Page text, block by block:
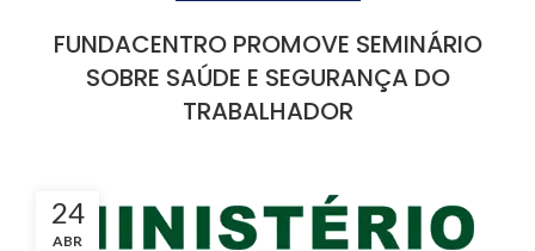
FUNDACENTRO PROMOVE SEMINÁRIO
SOBRE SAÚDE E SEGURANÇA DO
TRABALHADOR
24
ABR